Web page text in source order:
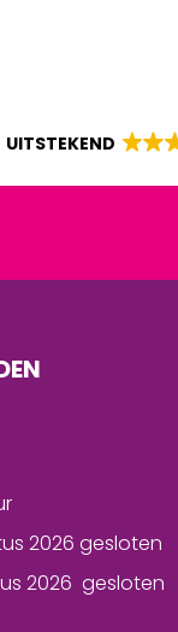
UITSTEKEND
2026 gesloten
2026 gesloten